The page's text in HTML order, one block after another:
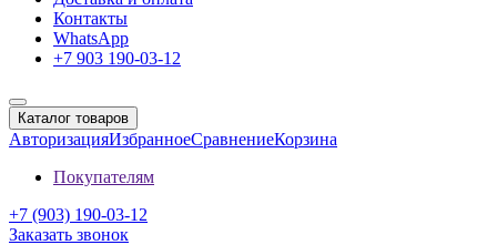
Контакты
WhatsApp
+7 903 190-03-12
Каталог товаров
АвторизацияИзбранноеСравнениеКорзина
Покупателям
+7 (903) 190-03-12
Заказать звонок